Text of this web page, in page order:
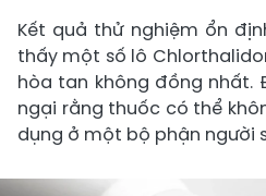
Kết quả thử nghiệm ổn
thấy một số lô
hòa tan không đồng nhất.
ngại rằng thuốc có thể
dụng ở một bộ phận người